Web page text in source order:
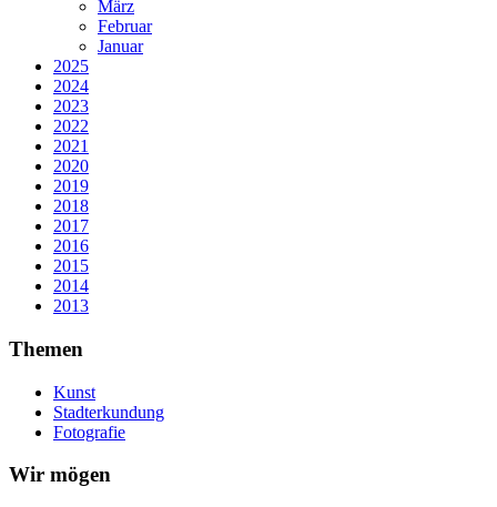
März
Februar
Januar
2025
2024
2023
2022
2021
2020
2019
2018
2017
2016
2015
2014
2013
Themen
Kunst
Stadterkundung
Fotografie
Wir mögen